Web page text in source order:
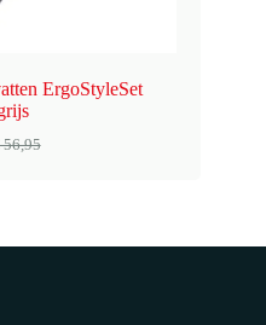
ErgoStyleSet
56,95